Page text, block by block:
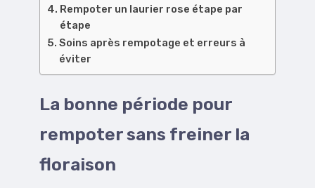
Rempoter un laurier rose étape par
étape
Soins après rempotage et erreurs à
éviter
La bonne période pour
rempoter sans freiner la
floraison